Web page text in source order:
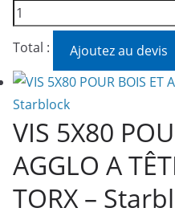
quantité
de
Vis
#1
Total :
Ajoutez au devis
VIS 5X80
AGGLO A
TORX –